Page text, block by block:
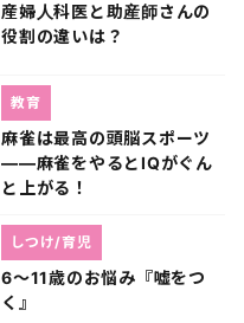
産婦人科医と助産師さんの
役割の違いは？
麻雀は最高の頭脳スポーツ
――麻雀をやるとIQがぐん
と上がる！
教育
6～11歳のお悩み『嘘をつ
く』
しつけ/育児